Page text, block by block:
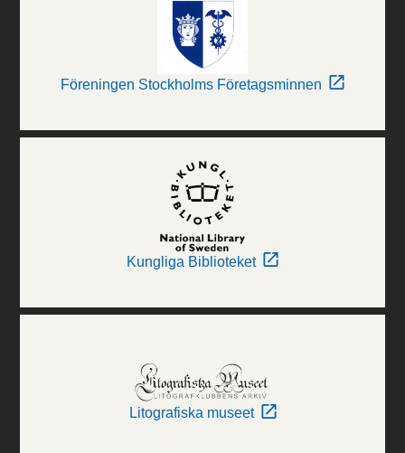
Föreningen Stockholms Företagsminnen
Kungliga Biblioteket
Litografiska museet